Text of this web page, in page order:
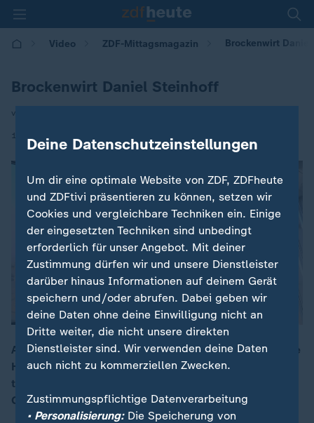
Video ZDF-Mittagsmagazin Brockenwirt
Brockenwirt Daniel Steinhoff
von Lana Ulman
17.11.2025 | 12:10
00:16
Abschied vom Brockenwirt: Nach 35 Jahren endet eine
Harzer Gastro-Legende. Mima-Reporterin Lana Ulman
trifft Daniel Steinhoff auf Deutschlands windigstem
Gipfel – und zeigt, was bleibt.
Deine Datenschutzeinstellungen
Um dir eine optimale Website von ZDF, ZDFheute
und ZDFtivi präsentieren zu können, setzen wir
Cookies und vergleichbare Techniken ein. Einige
der eingesetzten Techniken sind unbedingt
erforderlich für unser Angebot. Mit deiner
Zustimmung dürfen wir und unsere Dienstleister
darüber hinaus Informationen auf deinem Gerät
speichern und/oder abrufen. Dabei geben wir
deine Daten ohne deine Einwilligung nicht an
Dritte weiter, die nicht unsere direkten
Dienstleister sind. Wir verwenden deine Daten
auch nicht zu kommerziellen Zwecken.
Zustimmungspflichtige Datenverarbeitung
• Personalisierung:Die Speicherung von